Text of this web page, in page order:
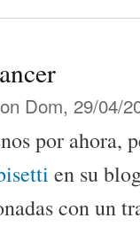
on Dom, 29/04/
por ahora,
en su
con un